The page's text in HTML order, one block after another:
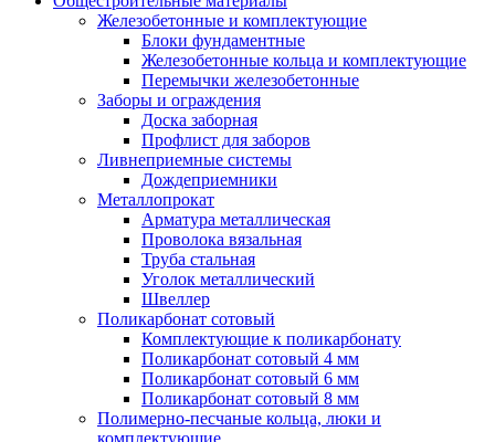
Железобетонные и комплектующие
Блоки фундаментные
Железобетонные кольца и комплектующие
Перемычки железобетонные
Заборы и ограждения
Доска заборная
Профлист для заборов
Ливнеприемные системы
Дождеприемники
Металлопрокат
Арматура металлическая
Проволока вязальная
Труба стальная
Уголок металлический
Швеллер
Поликарбонат сотовый
Комплектующие к поликарбонату
Поликарбонат сотовый 4 мм
Поликарбонат сотовый 6 мм
Поликарбонат сотовый 8 мм
Полимерно-песчаные кольца, люки и